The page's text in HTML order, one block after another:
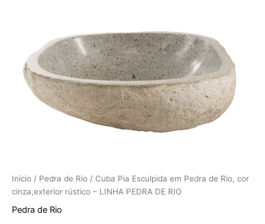
Início / Pedra de Rio / Cuba Pia Esculpida em Pedra de Rio, cor
cinza,exterior rústico – LINHA PEDRA DE RIO
Pedra de Rio